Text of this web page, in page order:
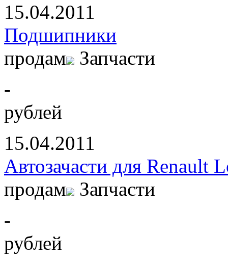
15.04.2011
Подшипники
продам
Запчасти
-
рублей
15.04.2011
Автозачасти для Renault
продам
Запчасти
-
рублей